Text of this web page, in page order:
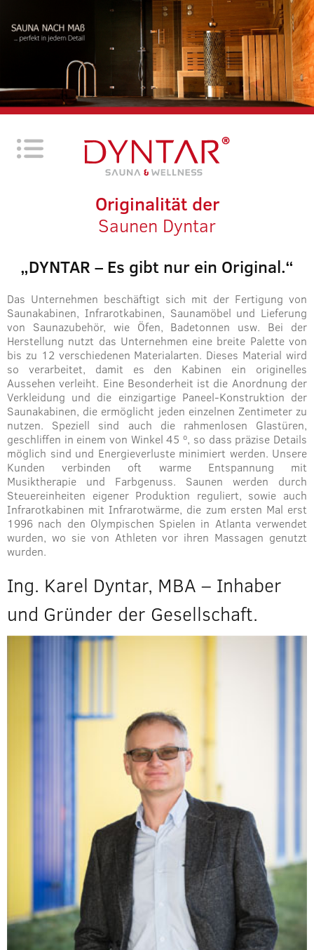
Originalität der
Saunen Dyntar
„DYNTAR – Es gibt nur ein Original.“
Das Unternehmen beschäftigt sich mit der Fertigung von
Saunakabinen, Infrarotkabinen, Saunamöbel und Lieferung
von Saunazubehör, wie Öfen, Badetonnen usw. Bei der
Herstellung nutzt das Unternehmen eine breite Palette von
bis zu 12 verschiedenen Materialarten. Dieses Material wird
so verarbeitet, damit es den Kabinen ein originelles
Aussehen verleiht. Eine Besonderheit ist die Anordnung der
Verkleidung und die einzigartige Paneel-Konstruktion der
Saunakabinen, die ermöglicht jeden einzelnen Zentimeter zu
nutzen. Speziell sind auch die rahmenlosen Glastüren,
geschliffen in einem von Winkel 45 º, so dass präzise Details
möglich sind und Energieverluste minimiert werden. Unsere
Kunden verbinden oft warme Entspannung mit
Musiktherapie und Farbgenuss. Saunen werden durch
Steuereinheiten eigener Produktion reguliert, sowie auch
Infrarotkabinen mit Infrarotwärme, die zum ersten Mal erst
1996 nach den Olympischen Spielen in Atlanta verwendet
wurden, wo sie von Athleten vor ihren Massagen genutzt
wurden.
Ing. Karel Dyntar, MBA – Inhaber
und Gründer der Gesellschaft.